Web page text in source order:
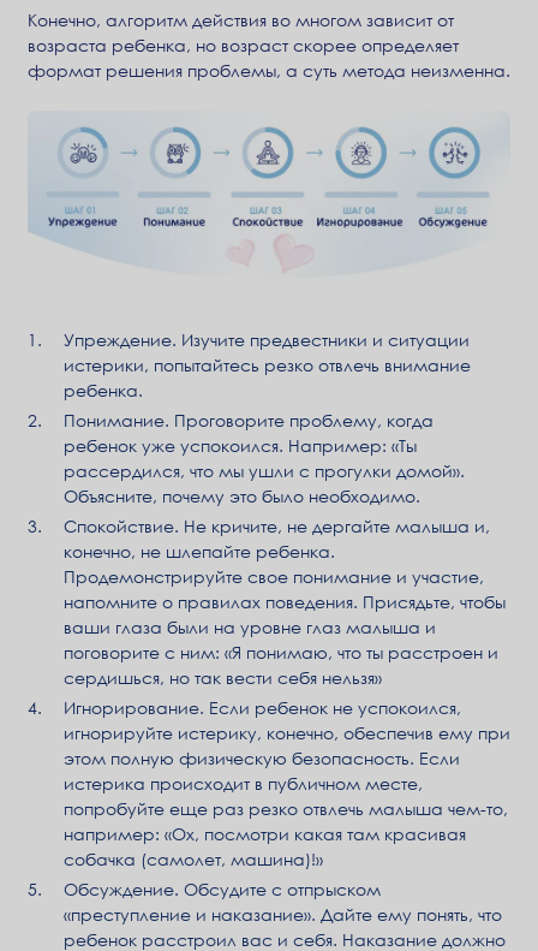
Конечно, алгоритм действия во многом зависит от
возраста ребенка, но возраст скорее определяет
формат решения проблемы, а суть метода неизменна.
Упреждение. Изучите предвестники и ситуации
истерики, попытайтесь резко отвлечь внимание
ребенка.
Понимание. Проговорите проблему, когда
ребенок уже успокоился. Например: «Ты
рассердился, что мы ушли с прогулки домой».
Объясните, почему это было необходимо.
Спокойствие. Не кричите, не дергайте малыша и,
конечно, не шлепайте ребенка.
Продемонстрируйте свое понимание и участие,
напомните о правилах поведения. Присядьте, чтобы
ваши глаза были на уровне глаз малыша и
поговорите с ним: «Я понимаю, что ты расстроен и
сердишься, но так вести себя нельзя»
Игнорирование. Если ребенок не успокоился,
игнорируйте истерику, конечно, обеспечив ему при
этом полную физическую безопасность. Если
истерика происходит в публичном месте,
попробуйте еще раз резко отвлечь малыша чем-то,
например: «Ох, посмотри какая там красивая
собачка (самолет, машина)!»
Обсуждение. Обсудите с отпрыском
«преступление и наказание». Дайте ему понять, что
ребенок расстроил вас и себя. Наказание должно